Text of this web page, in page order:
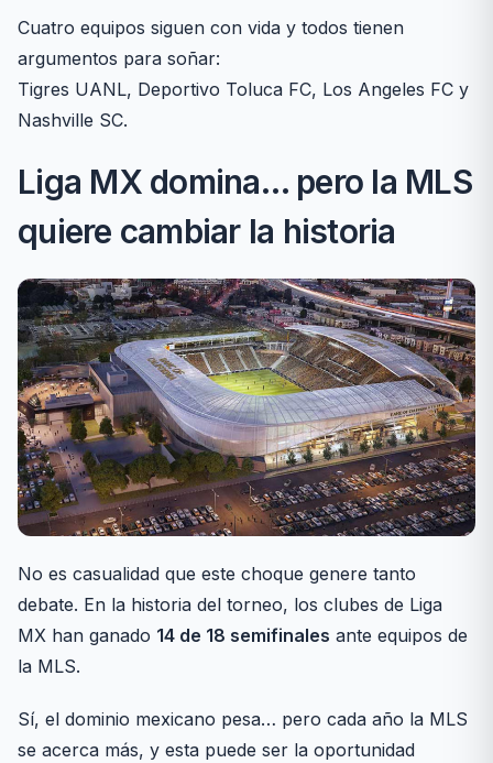
Cuatro equipos siguen con vida y todos tienen
argumentos para soñar:
Tigres UANL, Deportivo Toluca FC, Los Angeles FC y
Nashville SC.
Liga MX domina… pero la MLS
quiere cambiar la historia
No es casualidad que este choque genere tanto
debate. En la historia del torneo, los clubes de Liga
MX han ganado 14 de 18 semifinales ante equipos de
la MLS.
Sí, el dominio mexicano pesa… pero cada año la MLS
se acerca más, y esta puede ser la oportunidad